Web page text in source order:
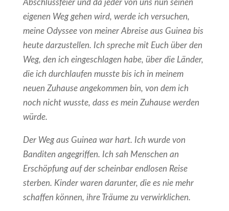
Abschlussfeier und da jeder von uns nun seinen
eigenen Weg gehen wird, werde ich versuchen,
meine Odyssee von meiner Abreise aus Guinea bis
heute darzustellen. Ich spreche mit Euch über den
Weg, den ich eingeschlagen habe, über die Länder,
die ich durchlaufen musste bis ich in meinem
neuen Zuhause angekommen bin, von dem ich
noch nicht wusste, dass es mein Zuhause werden
würde.
Der Weg aus Guinea war hart. Ich wurde von
Banditen angegriffen. Ich sah Menschen an
Erschöpfung auf der scheinbar endlosen Reise
sterben. Kinder waren darunter, die es nie mehr
schaffen können, ihre Träume zu verwirklichen.